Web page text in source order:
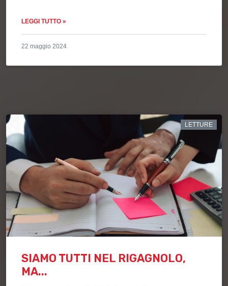
LEGGI TUTTO »
22 maggio 2024
LETTURE
SIAMO TUTTI NEL RIGAGNOLO,
MA...